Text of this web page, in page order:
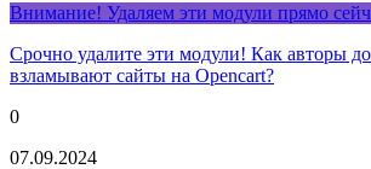
Внимание! Удаляем эти модули прямо
Срочно удалите эти модули! Как авторы
взламывают сайты на Opencart?
0
07.09.2024